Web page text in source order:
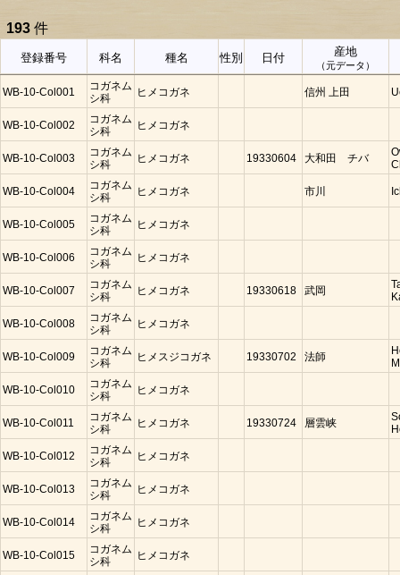
193 件
登録番号 科名 種名 性別 日付 産地
（元データ）
WB-10-Col001
コガネム
シ科
ヒメコガネ 信州 上田
WB-10-Col002
コガネム
シ科
ヒメコガネ
WB-10-Col003
コガネム
シ科
ヒメコガネ 19330604 大和田 チバ
WB-10-Col004
コガネム
シ科
ヒメコガネ 市川
WB-10-Col005
コガネム
シ科
ヒメコガネ
WB-10-Col006
コガネム
シ科
ヒメコガネ
WB-10-Col007
コガネム
シ科
ヒメコガネ 19330618 武岡
WB-10-Col008
コガネム
シ科
ヒメコガネ
WB-10-Col009
コガネム
シ科
ヒメスジコガネ 19330702 法師
WB-10-Col010
コガネム
シ科
ヒメコガネ
WB-10-Col011
コガネム
シ科
ヒメコガネ 19330724 層雲峡
WB-10-Col012
コガネム
シ科
ヒメコガネ
WB-10-Col013
コガネム
シ科
ヒメコガネ
WB-10-Col014
コガネム
シ科
ヒメコガネ
WB-10-Col015
コガネム
シ科
ヒメコガネ